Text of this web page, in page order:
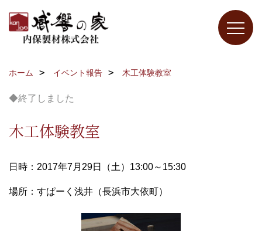
ホーム イベント報告 木工体験教室
◆終了しました
木工体験教室
日時：2017年7月29日（土）13:00～15:30
場所：すぱーく浅井（長浜市大依町）